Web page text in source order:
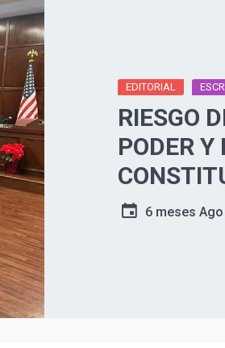
EDITORIAL
RIESGO
PODER
6 meses Ago